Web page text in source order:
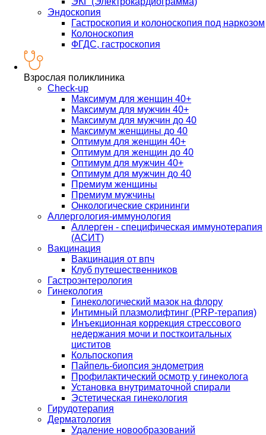
Эндоскопия
Гастроскопия и колоноскопия под наркозом
Колоноскопия
ФГДС, гастроскопия
Взрослая поликлиника
Check-up
Максимум для женщин 40+
Максимум для мужчин 40+
Максимум для мужчин до 40
Максимум женщины до 40
Оптимум для женщин 40+
Оптимум для женщин до 40
Оптимум для мужчин 40+
Оптимум для мужчин до 40
Премиум женщины
Премиум мужчины
Онкологические скрининги
Аллергология-иммунология
Аллерген - специфическая иммунотерапия
(АСИТ)
Вакцинация
Вакцинация от впч
Клуб путешественников
Гастроэнтерология
Гинекология
Гинекологический мазок на флору
Интимный плазмолифтинг (PRP-терапия)
Инъекционная коррекция стрессового
недержания мочи и посткоитальных
циститов
Кольпоскопия
Пайпель-биопсия эндометрия
Профилактический осмотр у гинеколога
Установка внутриматочной спирали
Эстетическая гинекология
Гирудотерапия
Дерматология
Удаление новообразований